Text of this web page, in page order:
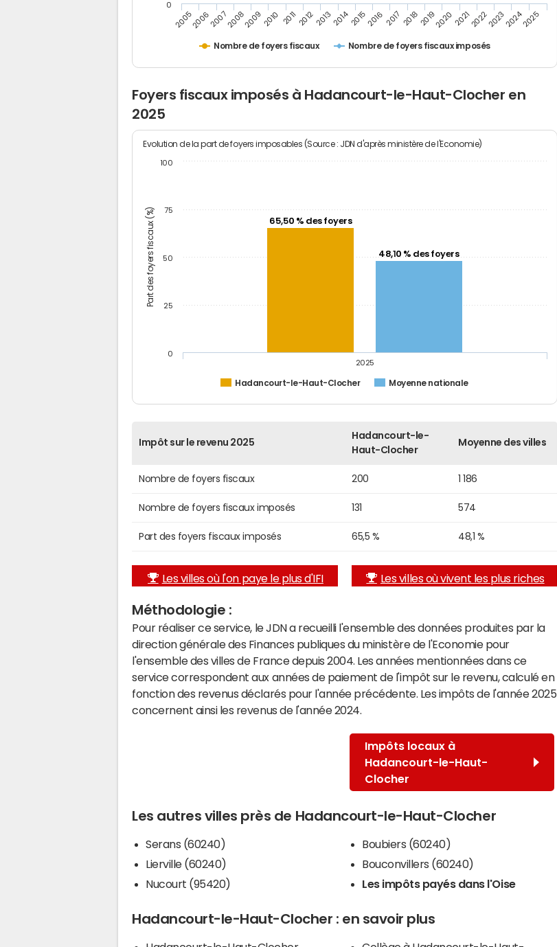
Nombre de foyers fiscaux Nombre de foyers fiscaux imposés
200520062007200820092010 201120122013201420152016 2017 20182019202020212022202320242025
0
Foyers fiscaux imposés à Hadancourt-le-Haut-Clocher en
2025
Part des foyers fiscaux (%)
Evolution de la part de foyers imposables (Source : JDN d'après ministère de l'Economie)
65,50 % des foyers
48,10 % des foyers
Hadancourt-le-Haut-Clocher Moyenne nationale
2025
0
25
50
75
100
Impôt sur le revenu 2025
Hadancourt-le-
Haut-Clocher
Moyenne des villes
Nombre de foyers fiscaux 200 1 186
Nombre de foyers fiscaux imposés 131 574
Part des foyers fiscaux imposés 65,5 % 48,1 %
Les villes où l'on paye le plus d'IFI Les villes où vivent les plus riches
Méthodologie :
Pour réaliser ce service, le JDN a recueilli l'ensemble des données produites par la
direction générale des Finances publiques du ministère de l'Economie pour
l'ensemble des villes de France depuis 2004. Les années mentionnées dans ce
service correspondent aux années de paiement de l'impôt sur le revenu, calculé en
fonction des revenus déclarés pour l'année précédente. Les impôts de l'année 2025
concernent ainsi les revenus de l'année 2024.
Impôts locaux à
Hadancourt-le-Haut-
Clocher
Les autres villes près de Hadancourt-le-Haut-Clocher
Serans (60240)
Lierville (60240)
Nucourt (95420)
Boubiers (60240)
Bouconvillers (60240)
Les impôts payés dans l'Oise
Hadancourt-le-Haut-Clocher : en savoir plus